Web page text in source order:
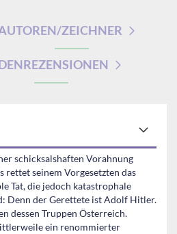
ZEICHNER
schicksalshaften Vorahnung
rettet seinem Vorgesetzten das
Tat, die jedoch katastrophale
Denn der Gerettete ist Adolf Hitler.
dessen Truppen Österreich.
ein renommierter